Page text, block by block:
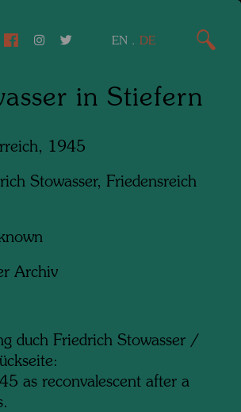
EN . DE
in Stiefern
1945
Stowasser, Friedensreich
Archiv
duch Friedrich Stowasser /
as reconvalescent after a